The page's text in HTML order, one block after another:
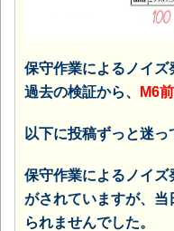
保守作業によるノイズ
過去の検証から、
M6
以下に投稿ずっと迷っ
保守作業によるノイ
がされていますが、
られませんでした。